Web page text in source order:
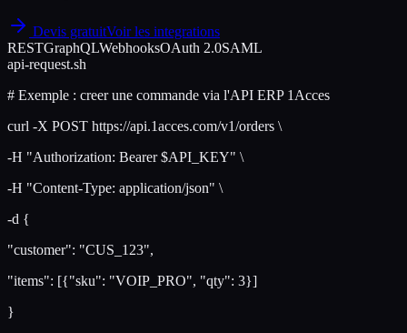
Devis gratuitVoir les integrations
RESTGraphQLWebhooksOAuth 2.0SAML
api-request.sh
# Exemple : creer une commande via l'API ERP 1Acces
curl -X POST https://api.1acces.com/v1/orders \
-H "Authorization: Bearer $API_KEY" \
-H "Content-Type: application/json" \
-d {
"customer": "CUS_123",
"items": [{"sku": "VOIP_PRO", "qty": 3}]
}